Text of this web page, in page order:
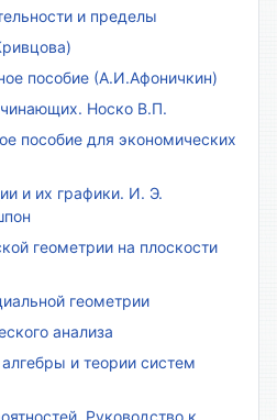
и пределы
пособие (А.И.Афоничкин)
Носко В.П.
пособие для экономических
и их графики. И. Э.
геометрии на плоскости
геометрии
анализа
и теории систем
Руководство к